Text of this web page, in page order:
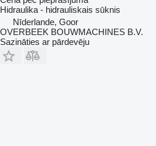
Hidraulika - hidrauliskais sūknis
Nīderlande, Goor
OVERBEEK BOUWMACHINES B.V.
Sazināties ar pārdevēju